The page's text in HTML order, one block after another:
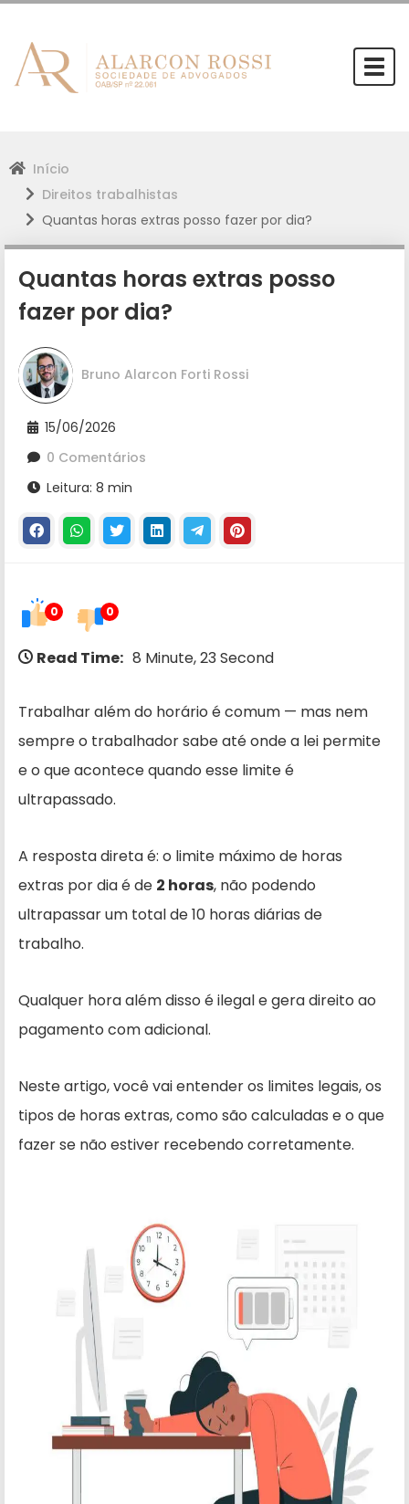
Início
Direitos trabalhistas
Quantas horas extras posso fazer por dia?
Quantas horas extras posso
fazer por dia?
Bruno Alarcon Forti Rossi
15/06/2026
0 Comentários
Leitura: 8 min
0 0
Read Time: 8 Minute, 23 Second
Trabalhar além do horário é comum — mas nem
sempre o trabalhador sabe até onde a lei permite
e o que acontece quando esse limite é
ultrapassado.
A resposta direta é: o limite máximo de horas
extras por dia é de 2 horas, não podendo
ultrapassar um total de 10 horas diárias de
trabalho.
Qualquer hora além disso é ilegal e gera direito ao
pagamento com adicional.
Neste artigo, você vai entender os limites legais, os
tipos de horas extras, como são calculadas e o que
fazer se não estiver recebendo corretamente.